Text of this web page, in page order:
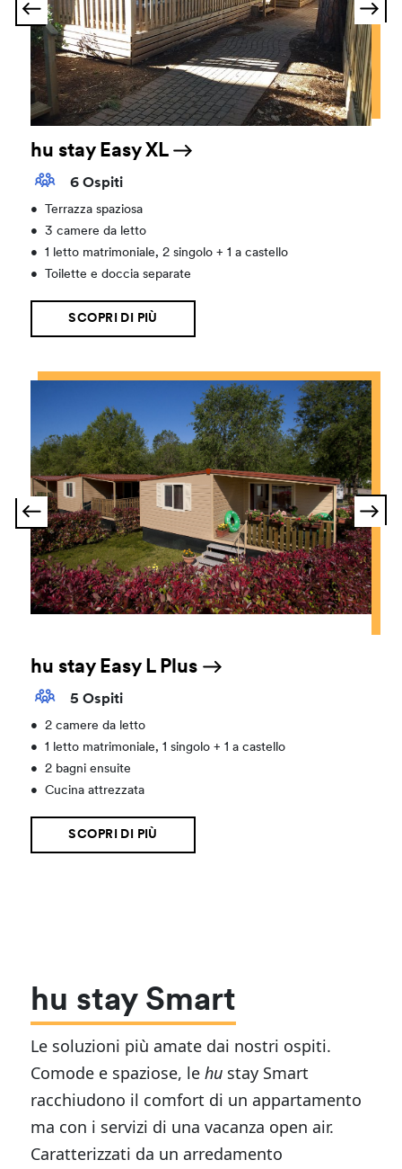
hu stay Easy XL
6 Ospiti
•
Terrazza spaziosa
•
3 camere da letto
•
1 letto matrimoniale, 2 singolo + 1 a castello
•
Toilette e doccia separate
SCOPRI DI PIÙ
hu stay Easy L Plus
5 Ospiti
•
2 camere da letto
•
1 letto matrimoniale, 1 singolo + 1 a castello
•
2 bagni ensuite
•
Cucina attrezzata
SCOPRI DI PIÙ
hu stay Smart
Le soluzioni più amate dai nostri ospiti.
Comode e spaziose, lehu stay Smart
racchiudono il comfort di un appartamento
ma con i servizi di una vacanza open air.
Caratterizzati da un arredamento